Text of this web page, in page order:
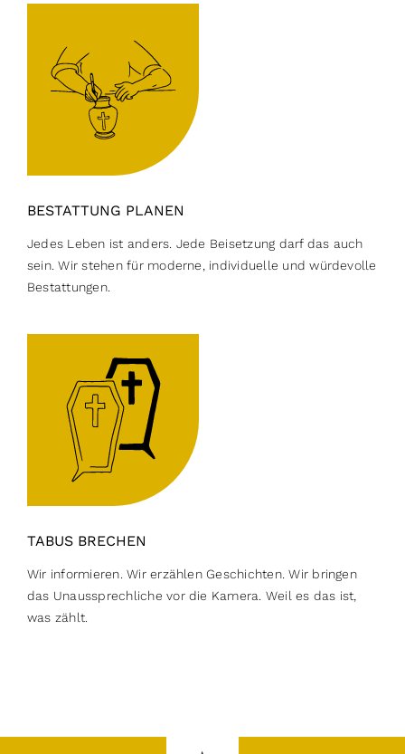
BESTATTUNG PLANEN
Jedes Leben ist anders. Jede Beisetzung darf das auch
sein. Wir stehen für moderne, individuelle und würdevolle
Bestattungen.
TABUS BRECHEN
Wir informieren. Wir erzählen Geschichten. Wir bringen
das Unaussprechliche vor die Kamera. Weil es das ist,
was zählt.